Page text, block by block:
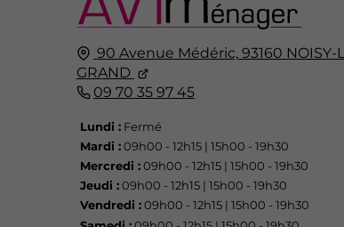
90 Avenue Médéric, 93160 NOISY-
GRAND
09 70 35 97 45
Lundi :Fermé
Mardi :09h00 - 12h15 | 15h00 - 19h30
Mercredi :09h00 - 12h15 | 15h00 - 19h30
Jeudi :09h00 - 12h15 | 15h00 - 19h30
Vendredi :09h00 - 12h15 | 15h00 - 19h30